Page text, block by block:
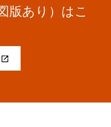
版あり）はこ